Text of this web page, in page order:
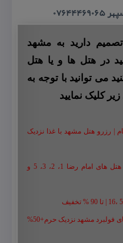
دارید به مشهد
در هتل ها و یا هتل
می توانید با توجه به
کلیک نمایید
| رزرو هتل مشهد با غذا نزدیک
رزرو هتل در خیابان امام رضا مشهد | هتل‌ های امام رضا 1، 2، 3، 5 و
رزرو هتل فولبرد مشهد | قیمت و هتل های فولبرد مشهد نزدیک حرم+50%